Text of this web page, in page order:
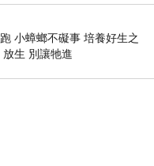
小蟑螂不礙事 培養好生之
生 別讓牠進